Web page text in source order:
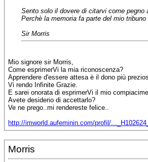
Sento solo il dovere di citarvi come pegno
Perchè la memoria fa parte del mio tribuno
Sir Morris
Mio signore sir Morris,
Come esprimerVi la mia riconoscenza?
Apprendere d'essere attesa è il dono più
Vi rendo Infinite Grazie.
E sarei onorata di esprimerVi il mio
Avete desiderio di accettarlo?
Ve ne prego..mi rendereste felice..
http://imworld.aufeminin.com/profil/
Morris